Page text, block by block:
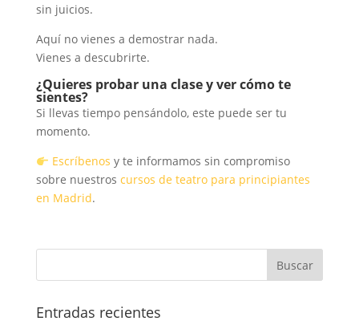
sin juicios.
Aquí no vienes a demostrar nada.
Vienes a descubrirte.
¿Quieres probar una clase y ver cómo te
sientes?
Si llevas tiempo pensándolo, este puede ser tu
momento.
Escríbenos y te informamos sin compromiso
sobre nuestros cursos de teatro para principiantes
en Madrid.
Entradas recientes